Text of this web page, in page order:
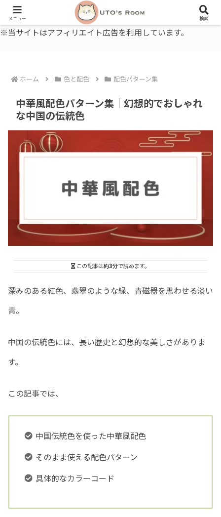
うとの部屋｜毎日に、ちょっと役立つ色と暮らし、健康のこと。
※当サイトはアフィリエイト広告を利用しています。
ホーム 色と配色 配色パターン集
中華風配色パターン集｜幻想的でおしゃれ
な中国の伝統色
この記事は約3分で読めます。
深みのある紅色、翡翠のような緑、青磁器を思わせる淡い
青。
中国の伝統色には、長い歴史と幻想的な美しさがありま
す。
この記事では、
中国伝統色を使った中華風配色
そのまま使える配色パターン
具体的なカラーコード
メニュー 検索